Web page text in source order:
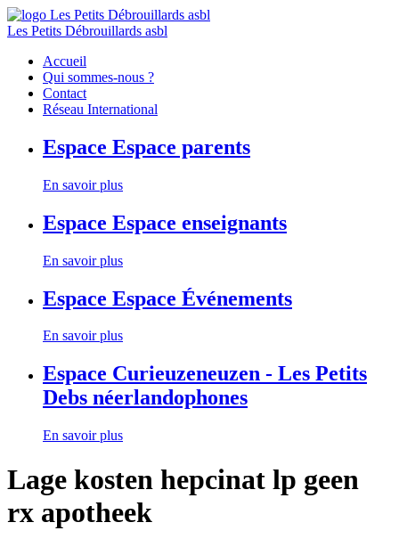
Les Petits Débrouillards asbl
Accueil
Qui sommes-nous ?
Contact
Réseau International
Espace Espace parents
En savoir plus
Espace Espace enseignants
En savoir plus
Espace Espace Événements
En savoir plus
Espace Curieuzeneuzen - Les Petits
Debs néerlandophones
En savoir plus
Lage kosten hepcinat lp geen
rx apotheek